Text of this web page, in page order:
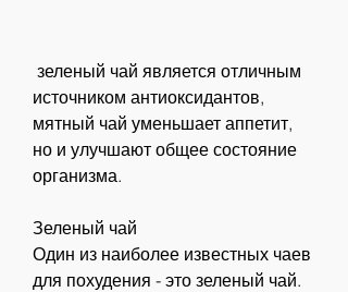
источником антиоксидантов,
мятный чай уменьшает аппетит,
но и улучшают общее состояние
организма.
Зеленый чай
Один из наиболее известных чаев
для похудения - это зеленый чай.